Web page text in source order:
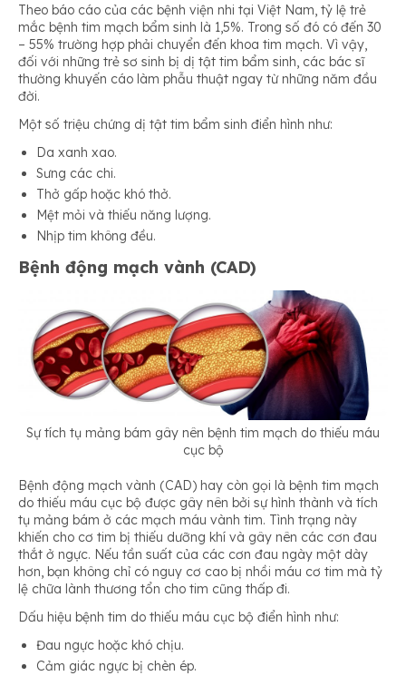
Theo báo cáo của các bệnh viện nhi tại Việt Nam, tỷ lệ trẻ
mắc bệnh tim mạch bẩm sinh là 1,5%. Trong số đó có đến 30
– 55% trường hợp phải chuyển đến khoa tim mạch. Vì vậy,
đối với những trẻ sơ sinh bị dị tật tim bẩm sinh, các bác sĩ
thường khuyến cáo làm phẫu thuật ngay từ những năm đầu
đời.
Một số triệu chứng dị tật tim bẩm sinh điển hình như:
Da xanh xao.
Sưng các chi.
Thở gấp hoặc khó thở.
Mệt mỏi và thiếu năng lượng.
Nhịp tim không đều.
Bệnh động mạch vành (CAD)
Sự tích tụ mảng bám gây nên bệnh tim mạch do thiếu máu
cục bộ
Bệnh động mạch vành (CAD) hay còn gọi là bệnh tim mạch
do thiếu máu cục bộ được gây nên bởi sự hình thành và tích
tụ mảng bám ở các mạch máu vành tim. Tình trạng này
khiến cho cơ tim bị thiếu dưỡng khí và gây nên các cơn đau
thắt ở ngực. Nếu tần suất của các cơn đau ngày một dày
hơn, bạn không chỉ có nguy cơ cao bị nhồi máu cơ tim mà tỷ
lệ chữa lành thương tổn cho tim cũng thấp đi.
Dấu hiệu bệnh tim do thiếu máu cục bộ điển hình như:
Đau ngực hoặc khó chịu.
Cảm giác ngực bị chèn ép.